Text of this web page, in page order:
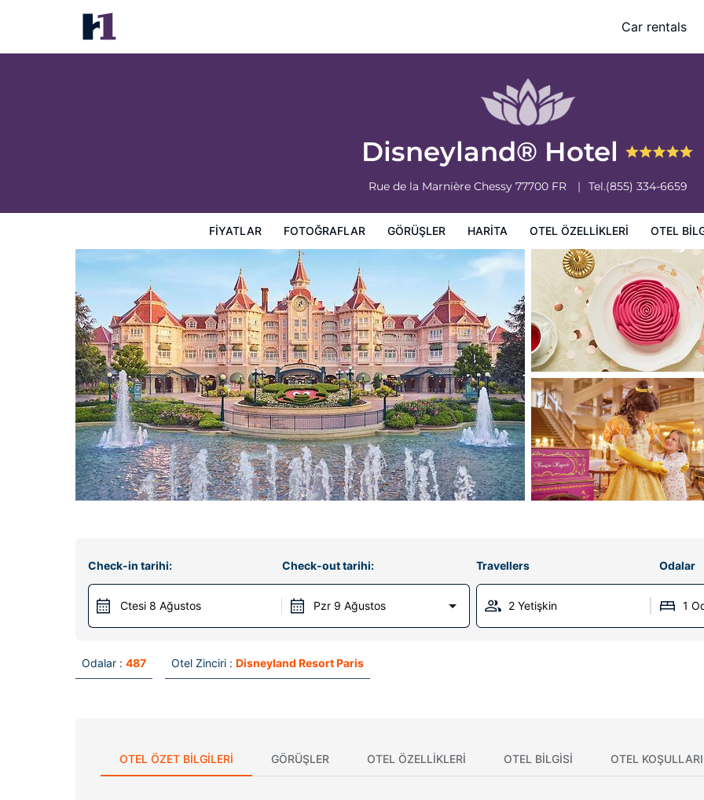
Car rentals
Disneyland® Hotel
Rue de la Marnière Chessy 77700 FR Tel.(855) 334-6659
FIYATLAR FOTOĞRAFLAR GÖRÜŞLER HARITA OTEL ÖZELLIKLERI OTEL
Disneyland® Hotel
Fiyatlar
Check-in tarihi:
Ctesi 8 Ağustos
Check-out tarihi:
Pzr 9 Ağustos
Travellers Odalar
2 Yetişkin 1
Odalar : 487 Otel Zinciri : Disneyland Resort Paris
OTEL ÖZET BILGILERI GÖRÜŞLER OTEL ÖZELLIKLERI OTEL BILGISI OTEL KOŞULLARI